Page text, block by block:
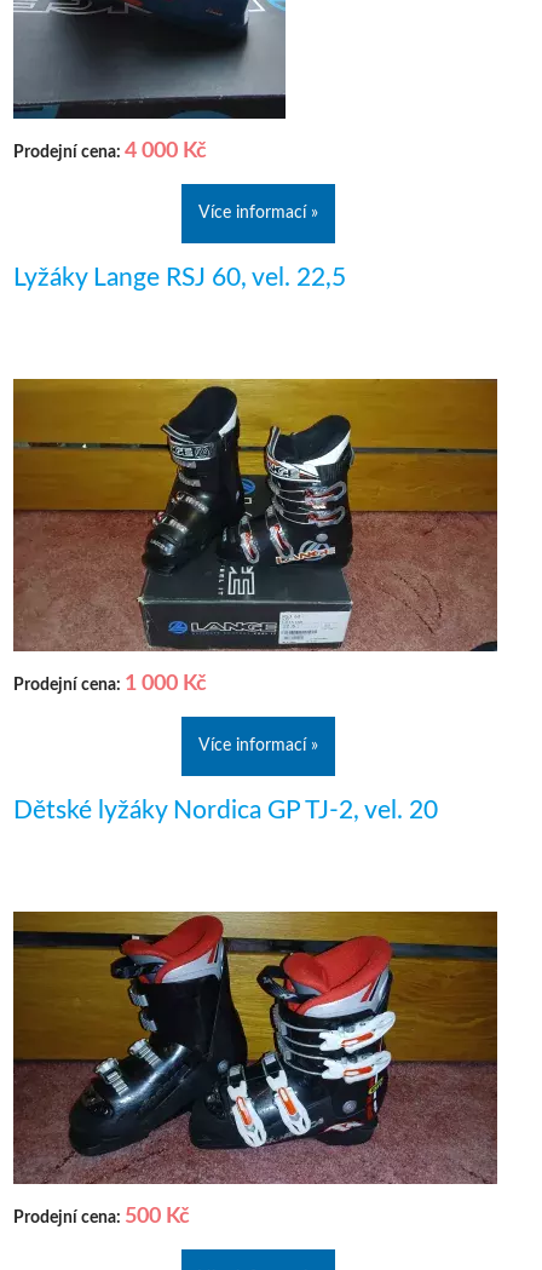
Prodejní cena: 4 000 Kč
Více informací »
Lyžáky Lange RSJ 60, vel. 22,5
Prodejní cena: 1 000 Kč
Více informací »
Dětské lyžáky Nordica GP TJ-2, vel. 20
Prodejní cena: 500 Kč